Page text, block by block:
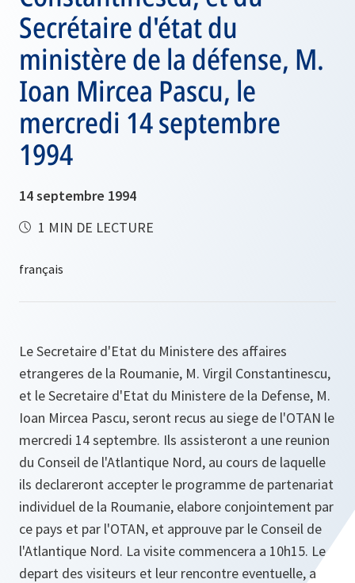
Secrétaire d'état du
ministère de la défense, M.
Ioan Mircea Pascu, le
mercredi 14 septembre
1994
14 septembre 1994
1 MIN DE LECTURE
Le Secretaire d'Etat du Ministere des affaires
etrangeres de la Roumanie, M. Virgil Constantinescu,
et le Secretaire d'Etat du Ministere de la Defense, M.
Ioan Mircea Pascu, seront recus au siege de l'OTAN le
mercredi 14 septembre. Ils assisteront a une reunion
du Conseil de l'Atlantique Nord, au cours de laquelle
ils declareront accepter le programme de partenariat
individuel de la Roumanie, elabore conjointement par
ce pays et par l'OTAN, et approuve par le Conseil de
l'Atlantique Nord. La visite commencera a 10h15. Le
depart des visiteurs et leur rencontre eventuelle, a